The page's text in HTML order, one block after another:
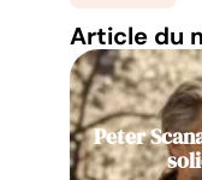
Article du
Peter